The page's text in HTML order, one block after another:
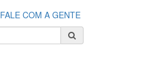
FALE COM A GENTE